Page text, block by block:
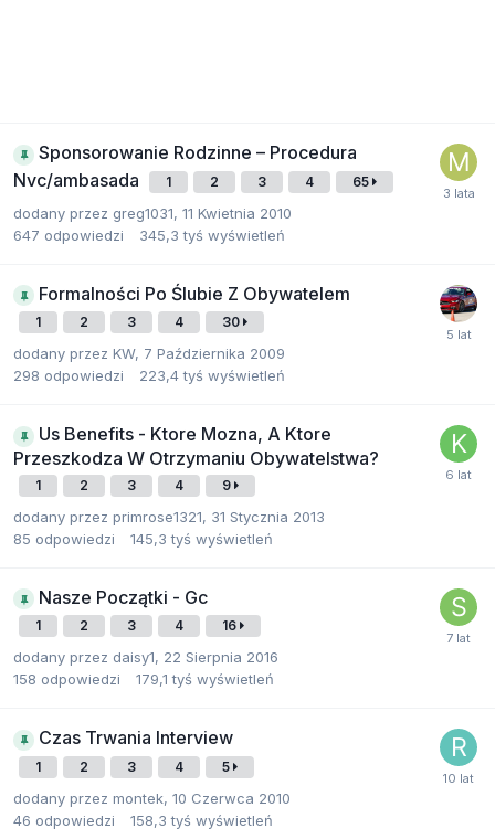
Sponsorowanie Rodzinne – Procedura
Nvc/ambasada
1 2 3 4 65
dodany przez greg1031, 11 Kwietnia 2010
647 odpowiedzi 345,3 tyś wyświetleń
Formalności Po Ślubie Z Obywatelem
1 2 3 4 30
dodany przez KW, 7 Października 2009
298 odpowiedzi 223,4 tyś wyświetleń
Us Benefits - Ktore Mozna, A Ktore
Przeszkodza W Otrzymaniu Obywatelstwa?
1 2 3 4 9
dodany przez primrose1321, 31 Stycznia 2013
85 odpowiedzi 145,3 tyś wyświetleń
Nasze Początki - Gc
1 2 3 4 16
dodany przez daisy1, 22 Sierpnia 2016
158 odpowiedzi 179,1 tyś wyświetleń
Czas Trwania Interview
1 2 3 4 5
dodany przez montek, 10 Czerwca 2010
46 odpowiedzi 158,3 tyś wyświetleń